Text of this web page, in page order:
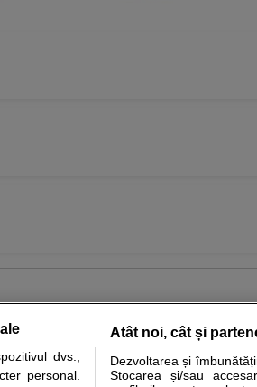
Specialitati medicale Boli si
dvs.,
personal.
Atât noi, cât și
Dezvoltarea și
Stocarea și/sau